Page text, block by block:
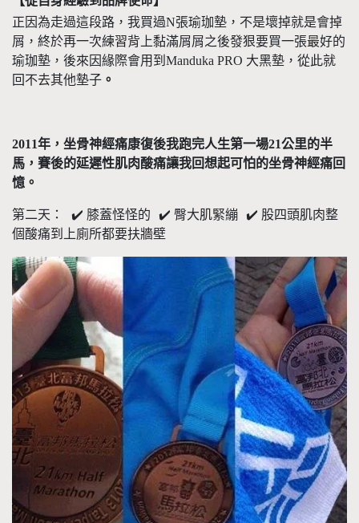
正因為走過這段路，我買過N張瑜珈墊，不是壞掉就是會掉
屑，終於再一次練習背上黏滿屑屑之後發狠要買一張最好的
瑜珈墊，後來因緣際會用到 Manduka PRO 大黑墊，從此就
回不去其他墊子 。
2011年，坐骨神經痛康復後我跑完人生第一場21公里的半
馬，賽後的延遲性肌肉酸痛讓我回想起可怕的坐骨神經痛回
憶。
第二天： ✔ 膝蓋怪怪的 ✔ 臀大肌緊繃 ✔ 股四頭肌肉整
個酸痛到上廁所都要扶牆壁